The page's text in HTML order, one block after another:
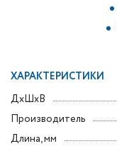
ХАРАКТЕРИСТИКИ
ДxШxВ
Производитель
Длина, мм